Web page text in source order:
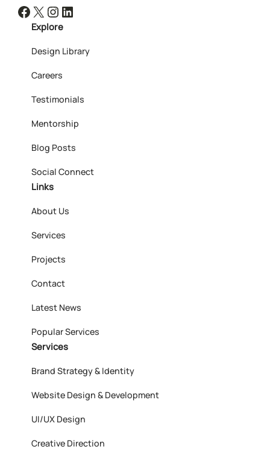
Facebook X Instagram LinkedIn
Explore
Design Library
Careers
Testimonials
Mentorship
Blog Posts
Social Connect
Links
About Us
Services
Projects
Contact
Latest News
Popular Services
Services
Brand Strategy & Identity
Website Design & Development
UI/UX Design
Creative Direction